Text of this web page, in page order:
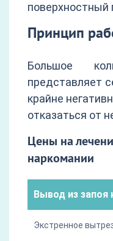
поверхностный
Принцип
Большое
представляет
крайне
отказаться от
Цены на
наркомании
Вывод из запоя
Экстренное